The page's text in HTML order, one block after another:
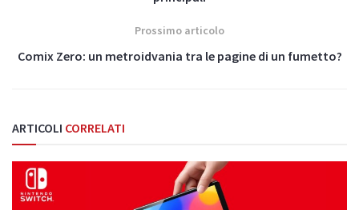
Prossimo articolo
Comix Zero: un metroidvania tra le pagine di un fumetto?
ARTICOLI CORRELATI